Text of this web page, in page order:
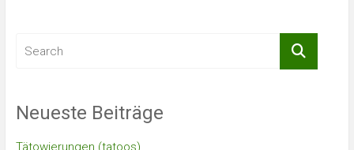
Neueste Beiträge
Tätowierungen (tatoos)